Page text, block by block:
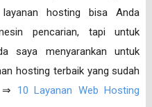
hosting bisa Anda
pencarian, tapi untuk
saya menyarankan untuk
hosting terbaik yang sudah
⇒ 10 Layanan Web Hosting